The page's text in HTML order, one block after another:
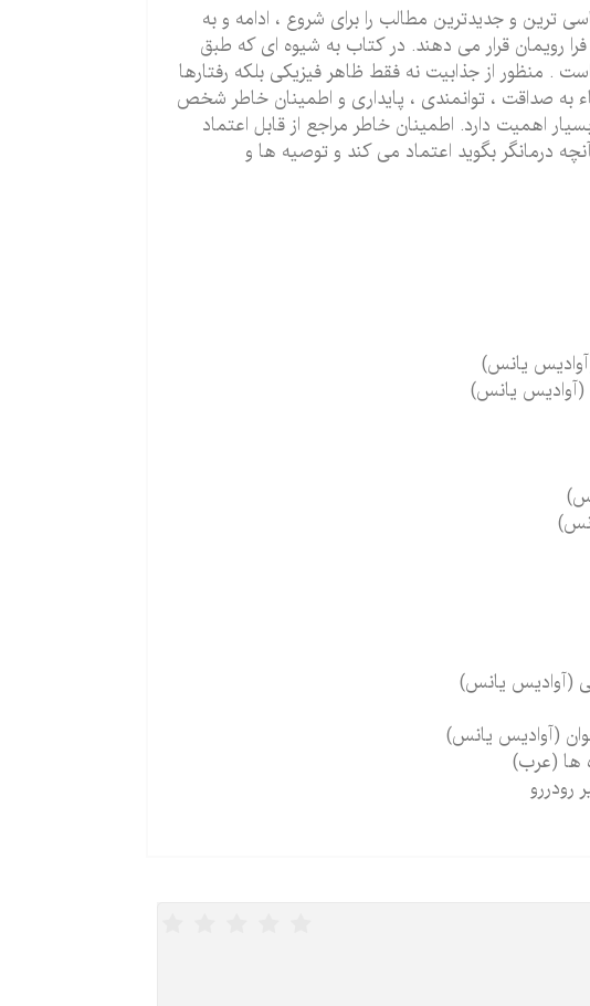
کتاب در پانزده فصل و 908 صفحه اساسی ترین و جدیدترین مطالب را برای شروع ، ادامه و به
رویمان قرار می دهند. در کتاب به شیوه ای که طبق
. منظور از جذابیت نه فقط ظاهر فیزیکی بلکه رفتارها
صداقت ، توانمندی ، پایداری و اطمینان خاطر شخص
اهمیت دارد. اطمینان خاطر مراجع از قابل اعتماد
درمانگر بگوید اعتماد می کند و توصیه ها و
یانس)
یانس)
(آوادیس یانس)
(آوادیس یانس)
ها (عرب)